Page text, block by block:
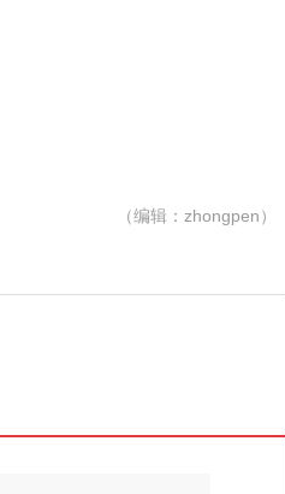
（编辑：zhongpen）